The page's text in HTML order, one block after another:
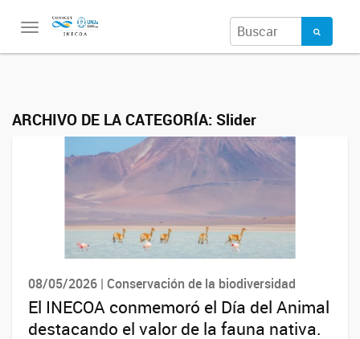
Toggle
ARCHIVO DE LA CATEGORÍA: Slider
08/05/2026 | Conservación de la biodiversidad
El INECOA conmemoró el Día del Animal
destacando el valor de la fauna nativa.